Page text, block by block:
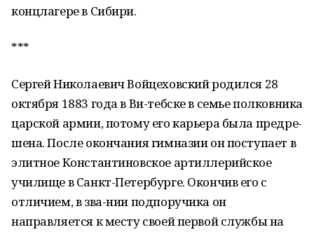
концлагере в Сибири.
***
Сергей Николаевич Войцеховский родился 28
октября 1883 года в Ви-тебске в семье полковника
царской армии, потому его карьера была предре-
шена. После окончания гимназии он поступает в
элитное Константиновское артиллерийское
училище в Санкт-Петербурге. Окончив его с
отличием, в зва-нии подпоручика он
направляется к месту своей первой службы на